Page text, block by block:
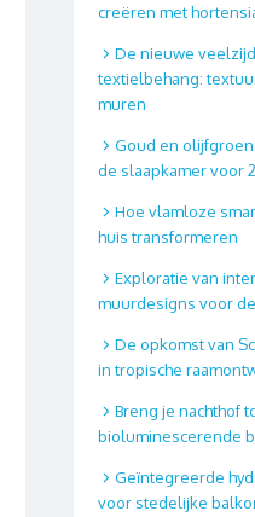
creëren met
De nieuwe
textielbehang:
muren
Goud en
de slaapkamer voor
Hoe vlamloze
huis transformeren
Exploratie van
muurdesigns voor
De opkomst van
in tropische
Breng je nachthof
bioluminescerende
Geïntegreerde
voor stedelijke